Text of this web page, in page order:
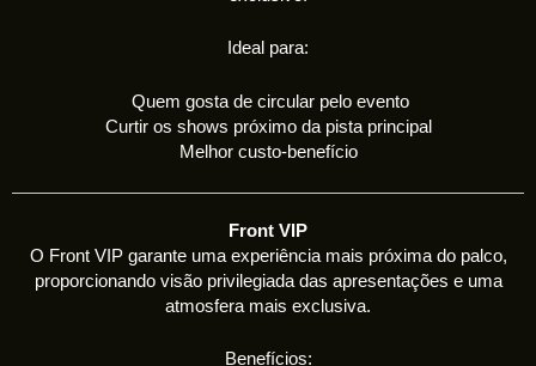
Ideal para:
Quem gosta de circular pelo evento
Curtir os shows próximo da pista principal
Melhor custo-benefício
Front VIP
O Front VIP garante uma experiência mais próxima do palco,
proporcionando visão privilegiada das apresentações e uma
atmosfera mais exclusiva.
Benefícios: